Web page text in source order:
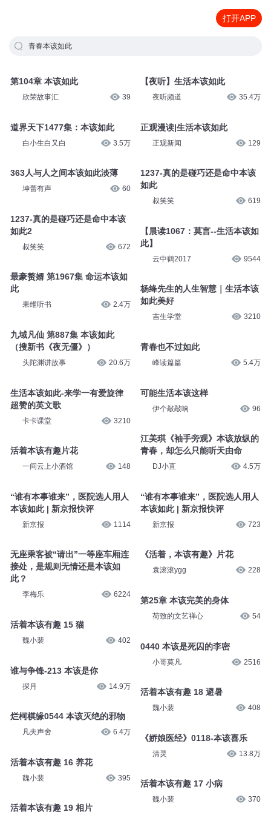
打开APP
青春本该如此
第104章 本该如此
欣荣故事汇 39
道界天下1477集：本该如此
白小生白又白 3.5万
363人与人之间本该如此淡薄
坤蕾有声 60
1237-真的是碰巧还是命中本该
如此2
叔笑笑 672
最豪赘婿 第1967集 命运本该如
此
果维听书 2.4万
九域凡仙 第887集 本该如此
（搜新书《夜无僵》）
头陀渊讲故事 20.6万
生活本该如此-来学一有爱旋律
超赞的英文歌
卡卡课堂 3210
活着本该有趣片花
一间云上小酒馆 148
“谁有本事谁来”，医院选人用人
本该如此 | 新京报快评
新京报 1114
无座乘客被“请出”一等座车厢连
接处，是规则无情还是本该如
此？
李梅乐 6224
活着本该有趣 15 猫
魏小裴 402
谁与争锋-213 本该是你
探月 14.9万
烂柯棋缘0544 本该灭绝的邪物
凡夫声舍 6.4万
活着本该有趣 16 养花
魏小裴 395
活着本该有趣 19 相片
【夜听】生活本该如此
夜听频道 35.4万
正观漫读|生活本该如此
正观新闻 129
1237-真的是碰巧还是命中本该
如此
叔笑笑 619
【晨读1067：莫言--生活本该如
此】
云中鹤2017 9544
杨绛先生的人生智慧｜生活本该
如此美好
吉生学堂 3210
青春也不过如此
峰读篇篇 5.4万
可能生活本该这样
伊个敲敲响 96
江美琪《袖手旁观》本该放纵的
青春，却怎么只能听天由命
DJ小直 4.5万
“谁有本事谁来”，医院选人用人
本该如此 | 新京报快评
新京报 723
《活着，本该有趣》片花
袁滚滚ygg 228
第25章 本该完美的身体
荷致的文艺禅心 54
0440 本该是死囚的李密
小哥莫凡 2516
活着本该有趣 18 避暑
魏小裴 408
《娇娘医经》0118-本该喜乐
清灵 13.8万
活着本该有趣 17 小病
魏小裴 370